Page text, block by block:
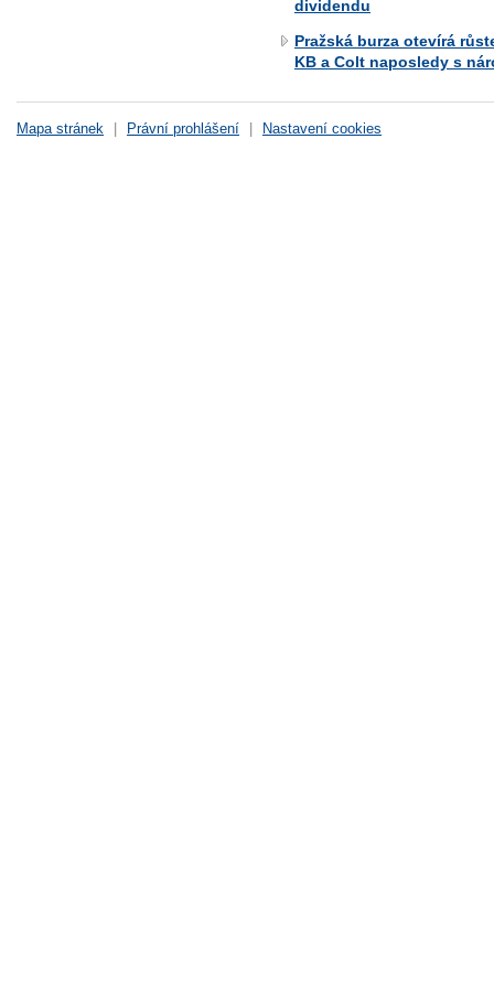
dividendu
Pražská burza otevírá
KB a Colt naposledy s
Mapa stránek | Právní prohlášení | Nastavení cookies